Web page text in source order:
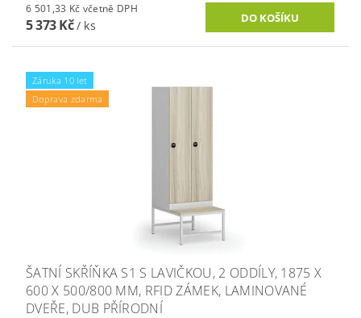
6 501,33 Kč včetně DPH
5 373 Kč/ ks
Záruka 10 let
Doprava zdarma
ŠATNÍ SKŘÍŇKA S1 S LAVIČKOU, 2 ODDÍLY, 1875 X
600 X 500/800 MM, RFID ZÁMEK, LAMINOVANÉ
DVEŘE, DUB PŘÍRODNÍ